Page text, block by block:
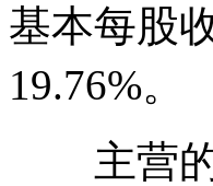
基本每股
19.76%。
主营的